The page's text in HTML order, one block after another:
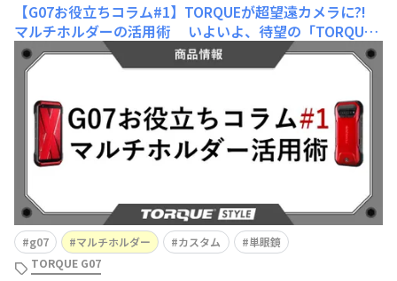
【G07お役立ちコラム#1】TORQUEが超望遠カメラに?!
マルチホルダーの活用術
いよいよ、待望の「TORQUE
G07」が発売となりましたね！🎉 すでにお手元に届き、
様々な場所へ連れ出している方も多いのではないでしょう
いこなしていただきたい…！ そんな想いから、新連載
「G07お役立ちコラム」をスタートします！✨ これから
g07 マルチホルダー カスタム
単眼鏡
TORQUE G07